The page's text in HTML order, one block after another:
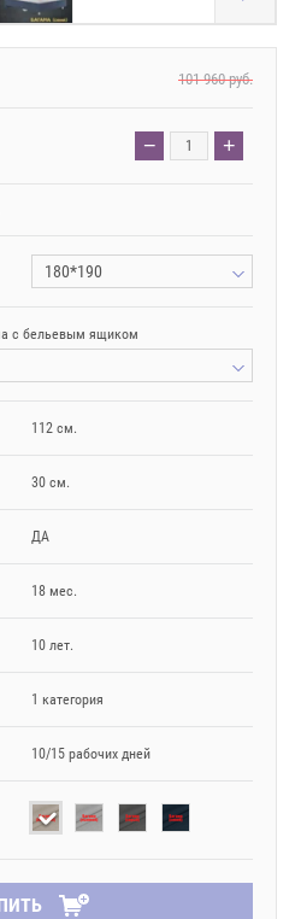
101 960руб.
− +
180*190
с бельевым ящиком
112 см.
30 см.
ДА
18 мес.
10 лет.
1 категория
10/15 рабочих дней